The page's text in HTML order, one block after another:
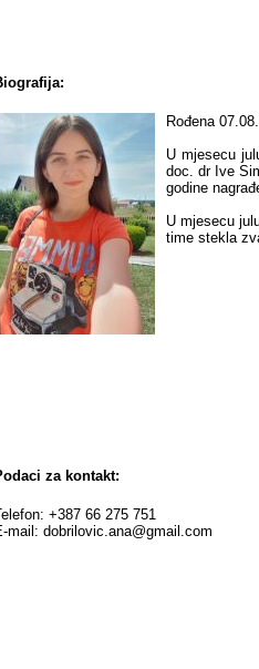
Rođena
U mjesecu
doc. dr Ive
godine
U mjesecu
time stekla
za kontakt:
+387 66 275 751
mail: dobrilovic.ana@gmail.com